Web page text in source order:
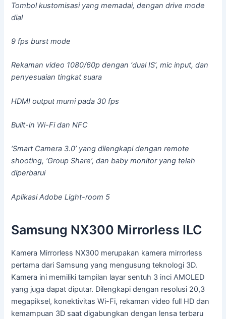
Tombol kustomisasi yang memadai, dengan drive mode
dial
9 fps burst mode
Rekaman video 1080/60p dengan ‘dual IS’, mic input, dan
penyesuaian tingkat suara
HDMI output murni pada 30 fps
Built-in Wi-Fi dan NFC
‘Smart Camera 3.0’ yang dilengkapi dengan remote
shooting, ‘Group Share’, dan baby monitor yang telah
diperbarui
Aplikasi Adobe Light-room 5
Samsung NX300 Mirrorless ILC
Kamera Mirrorless NX300 merupakan kamera mirrorless
pertama dari Samsung yang mengusung teknologi 3D.
Kamera ini memiliki tampilan layar sentuh 3 inci AMOLED
yang juga dapat diputar. Dilengkapi dengan resolusi 20,3
megapiksel, konektivitas Wi-Fi, rekaman video full HD dan
kemampuan 3D saat digabungkan dengan lensa terbaru